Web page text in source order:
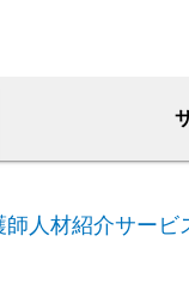
人材紹介サー